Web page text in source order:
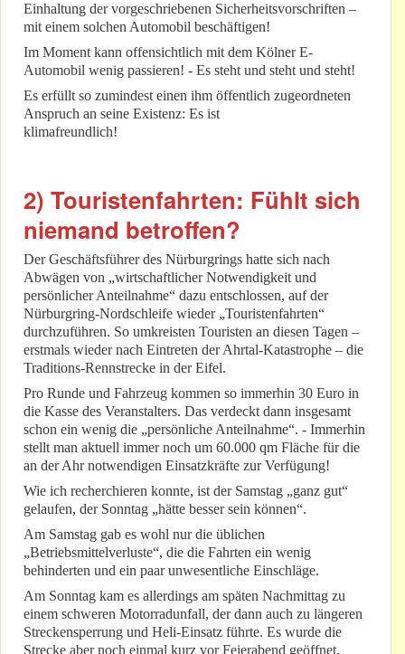
Einhaltung der vorgeschriebenen Sicherheitsvorschriften –
mit einem solchen Automobil beschäftigen!
Im Moment kann offensichtlich mit dem Kölner E-
Automobil wenig passieren! - Es steht und steht und steht!
Es erfüllt so zumindest einen ihm öffentlich zugeordneten
Anspruch an seine Existenz: Es ist
klimafreundlich!
2) Touristenfahrten: Fühlt sich
niemand betroffen?
Der Geschäftsführer des Nürburgrings hatte sich nach
Abwägen von „wirtschaftlicher Notwendigkeit und
persönlicher Anteilnahme“ dazu entschlossen, auf der
Nürburgring-Nordschleife wieder „Touristenfahrten“
durchzuführen. So umkreisten Touristen an diesen Tagen –
erstmals wieder nach Eintreten der Ahrtal-Katastrophe – die
Traditions-Rennstrecke in der Eifel.
Pro Runde und Fahrzeug kommen so immerhin 30 Euro in
die Kasse des Veranstalters. Das verdeckt dann insgesamt
schon ein wenig die „persönliche Anteilnahme“. - Immerhin
stellt man aktuell immer noch um 60.000 qm Fläche für die
an der Ahr notwendigen Einsatzkräfte zur Verfügung!
Wie ich recherchieren konnte, ist der Samstag „ganz gut“
gelaufen, der Sonntag „hätte besser sein können“.
Am Samstag gab es wohl nur die üblichen
„Betriebsmittelverluste“, die die Fahrten ein wenig
behinderten und ein paar unwesentliche Einschläge.
Am Sonntag kam es allerdings am späten Nachmittag zu
einem schweren Motorradunfall, der dann auch zu längeren
Streckensperrung und Heli-Einsatz führte. Es wurde die
Strecke aber noch einmal kurz vor Feierabend geöffnet.